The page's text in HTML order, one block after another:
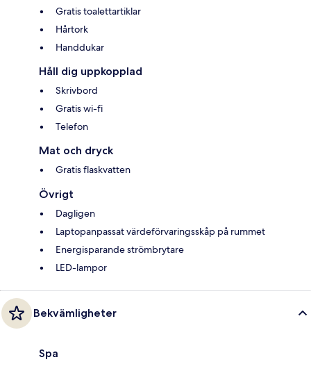
Gratis toalettartiklar
Hårtork
Handdukar
Håll dig uppkopplad
Skrivbord
Gratis wi-fi
Telefon
Mat och dryck
Gratis flaskvatten
Övrigt
Dagligen
Laptopanpassat värdeförvaringsskåp på rummet
Energisparande strömbrytare
LED-lampor
Bekvämligheter
Spa